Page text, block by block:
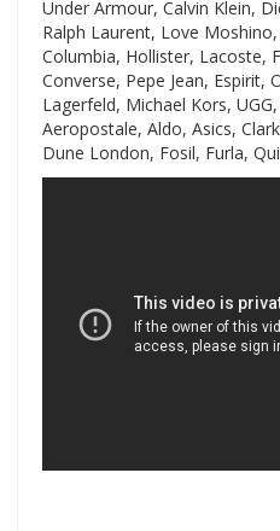
Under Armour, Calvin Klein,
Ralph Laurent, Love
Columbia, Hollister, Lacoste,
Converse, Pepe Jean, Espirit,
Lagerfeld, Michael Kors,
Aeropostale, Aldo, Asics,
Dune London, Fosil, Furla,